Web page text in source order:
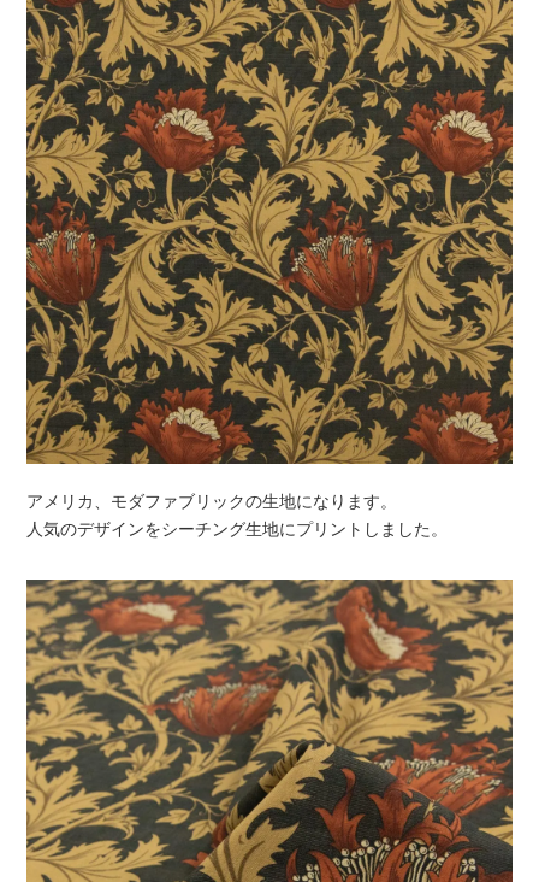
アメリカ、モダファブリックの生地になります。
人気のデザインをシーチング生地にプリントしました。